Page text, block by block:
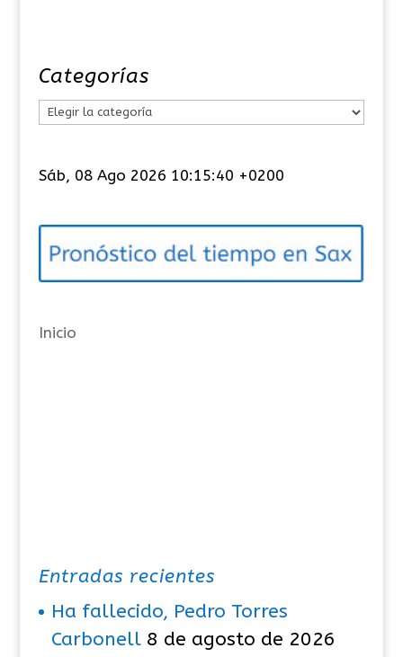
Categorías
e
o
í
s
Sáb, 08 Ago 2026 10:15:41 +0200
Inicio
Entradas recientes
Ha fallecido, Pedro Torres
Carbonell 8 de agosto de 2026